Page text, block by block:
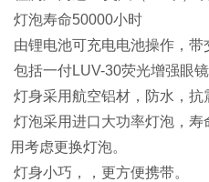
灯泡寿命50000小时
由锂电池可充电电池操作，带
包括一付LUV-30荧光增强眼镜
灯身采用航空铝材，防水，抗
灯泡采用进口大功率灯泡，
用考虑更换灯泡。
灯身小巧，，更方便携带。